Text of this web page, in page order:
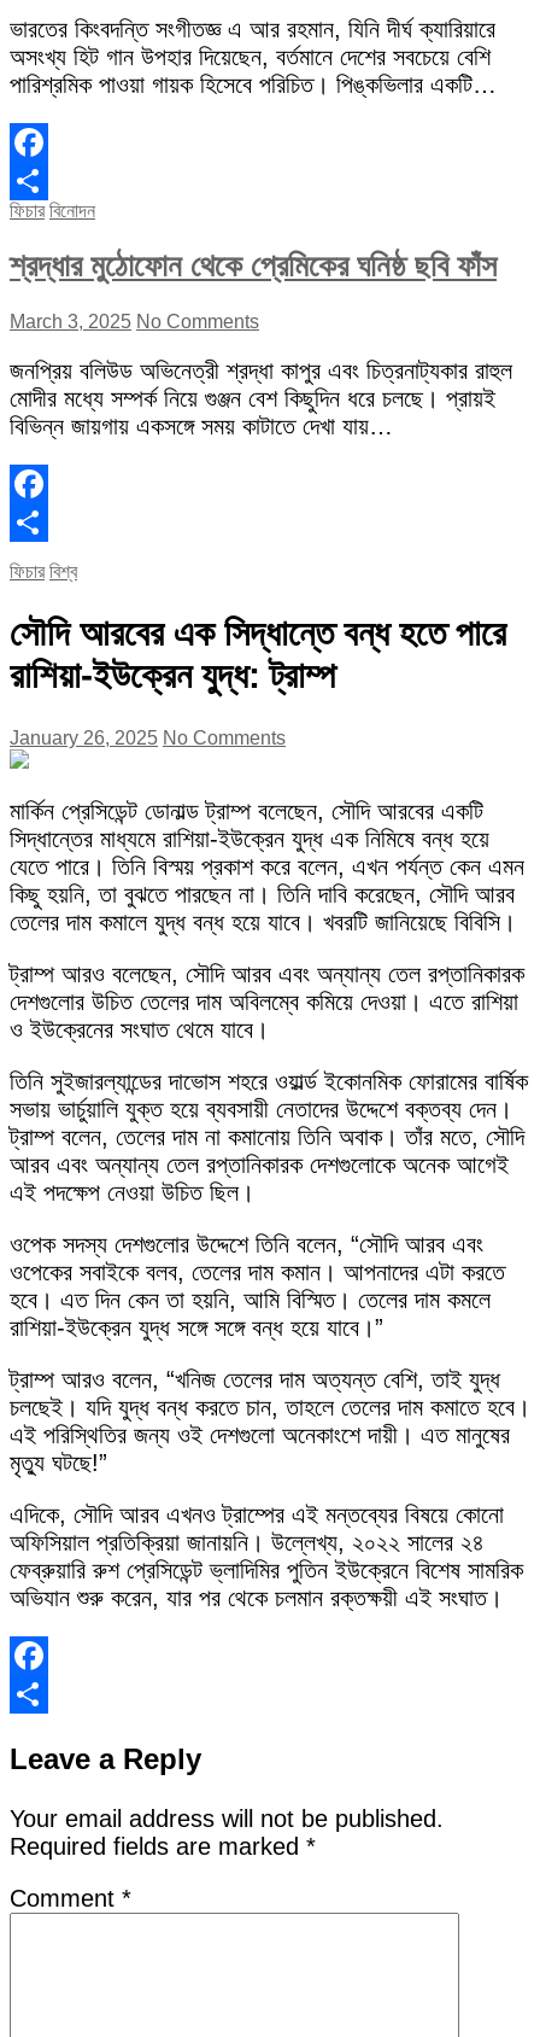
ভারতের কিংবদন্তি সংগীতজ্ঞ এ আর রহমান, যিনি দীর্ঘ ক্যারিয়ারে
অসংখ্য হিট গান উপহার দিয়েছেন, বর্তমানে দেশের সবচেয়ে বেশি
পারিশ্রমিক পাওয়া গায়ক হিসেবে পরিচিত। পিঙ্কভিলার একটি…
Facebook
Share
ফিচার বিনোদন
শ্রদ্ধার মুঠোফোন থেকে প্রেমিকের ঘনিষ্ঠ ছবি ফাঁস
March 3, 2025 No Comments
জনপ্রিয় বলিউড অভিনেত্রী শ্রদ্ধা কাপুর এবং চিত্রনাট্যকার রাহুল
মোদীর মধ্যে সম্পর্ক নিয়ে গুঞ্জন বেশ কিছুদিন ধরে চলছে। প্রায়ই
বিভিন্ন জায়গায় একসঙ্গে সময় কাটাতে দেখা যায়…
Facebook
Share
ফিচার বিশ্ব
সৌদি আরবের এক সিদ্ধান্তে বন্ধ হতে পারে
রাশিয়া-ইউক্রেন যুদ্ধ: ট্রাম্প
January 26, 2025 No Comments
মার্কিন প্রেসিডেন্ট ডোনাল্ড ট্রাম্প বলেছেন, সৌদি আরবের একটি
সিদ্ধান্তের মাধ্যমে রাশিয়া-ইউক্রেন যুদ্ধ এক নিমিষে বন্ধ হয়ে
যেতে পারে। তিনি বিস্ময় প্রকাশ করে বলেন, এখন পর্যন্ত কেন এমন
কিছু হয়নি, তা বুঝতে পারছেন না। তিনি দাবি করেছেন, সৌদি আরব
তেলের দাম কমালে যুদ্ধ বন্ধ হয়ে যাবে। খবরটি জানিয়েছে বিবিসি।
ট্রাম্প আরও বলেছেন, সৌদি আরব এবং অন্যান্য তেল রপ্তানিকারক
দেশগুলোর উচিত তেলের দাম অবিলম্বে কমিয়ে দেওয়া। এতে রাশিয়া
ও ইউক্রেনের সংঘাত থেমে যাবে।
তিনি সুইজারল্যান্ডের দাভোস শহরে ওয়ার্ল্ড ইকোনমিক ফোরামের বার্ষিক
সভায় ভার্চুয়ালি যুক্ত হয়ে ব্যবসায়ী নেতাদের উদ্দেশে বক্তব্য দেন।
ট্রাম্প বলেন, তেলের দাম না কমানোয় তিনি অবাক। তাঁর মতে, সৌদি
আরব এবং অন্যান্য তেল রপ্তানিকারক দেশগুলোকে অনেক আগেই
এই পদক্ষেপ নেওয়া উচিত ছিল।
ওপেক সদস্য দেশগুলোর উদ্দেশে তিনি বলেন, “সৌদি আরব এবং
ওপেকের সবাইকে বলব, তেলের দাম কমান। আপনাদের এটা করতে
হবে। এত দিন কেন তা হয়নি, আমি বিস্মিত। তেলের দাম কমলে
রাশিয়া-ইউক্রেন যুদ্ধ সঙ্গে সঙ্গে বন্ধ হয়ে যাবে।”
ট্রাম্প আরও বলেন, “খনিজ তেলের দাম অত্যন্ত বেশি, তাই যুদ্ধ
চলছেই। যদি যুদ্ধ বন্ধ করতে চান, তাহলে তেলের দাম কমাতে হবে।
এই পরিস্থিতির জন্য ওই দেশগুলো অনেকাংশে দায়ী। এত মানুষের
মৃত্যু ঘটছে!”
এদিকে, সৌদি আরব এখনও ট্রাম্পের এই মন্তব্যের বিষয়ে কোনো
অফিসিয়াল প্রতিক্রিয়া জানায়নি। উল্লেখ্য, ২০২২ সালের ২৪
ফেব্রুয়ারি রুশ প্রেসিডেন্ট ভ্লাদিমির পুতিন ইউক্রেনে বিশেষ সামরিক
অভিযান শুরু করেন, যার পর থেকে চলমান রক্তক্ষয়ী এই সংঘাত।
Facebook
Leave a Reply
Your email address will not be published.
Required fields are marked *
Comment *